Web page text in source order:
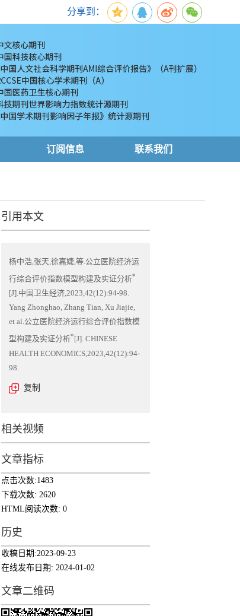
分享到：
订阅信息 联系我们
引用本文
杨中浩,张天,徐嘉婕,等.公立医院经济运
行综合评价指数模型构建及实证分析*
[J].中国卫生经济,2023,42(12):94-98.
Yang Zhonghao, Zhang Tian, Xu Jiajie,
et al.公立医院经济运行综合评价指数模
型构建及实证分析*[J]. CHINESE
HEALTH ECONOMICS,2023,42(12):94-
98.
复制
相关视频
文章指标
点击次数:1483
下载次数: 2620
HTML阅读次数: 0
历史
收稿日期:2023-09-23
在线发布日期: 2024-01-02
文章二维码